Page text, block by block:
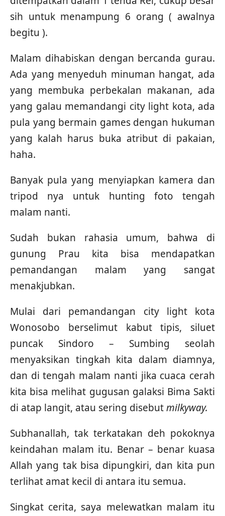
sih untuk menampung 6 orang ( awalnya
begitu ).
Malam dihabiskan dengan bercanda gurau.
Ada yang menyeduh minuman hangat, ada
yang membuka perbekalan makanan, ada
yang galau memandangi city light kota, ada
pula yang bermain games dengan hukuman
yang kalah harus buka atribut di pakaian,
haha.
Banyak pula yang menyiapkan kamera dan
tripod nya untuk hunting foto tengah
malam nanti.
Sudah bukan rahasia umum, bahwa di
gunung Prau kita bisa mendapatkan
pemandangan malam yang sangat
menakjubkan.
Mulai dari pemandangan city light kota
Wonosobo berselimut kabut tipis, siluet
puncak Sindoro – Sumbing seolah
menyaksikan tingkah kita dalam diamnya,
dan di tengah malam nanti jika cuaca cerah
kita bisa melihat gugusan galaksi Bima Sakti
di atap langit, atau sering disebutmilkyway.
Subhanallah, tak terkatakan deh pokoknya
keindahan malam itu. Benar – benar kuasa
Allah yang tak bisa dipungkiri, dan kita pun
terlihat amat kecil di antara itu semua.
Singkat cerita, saya melewatkan malam itu